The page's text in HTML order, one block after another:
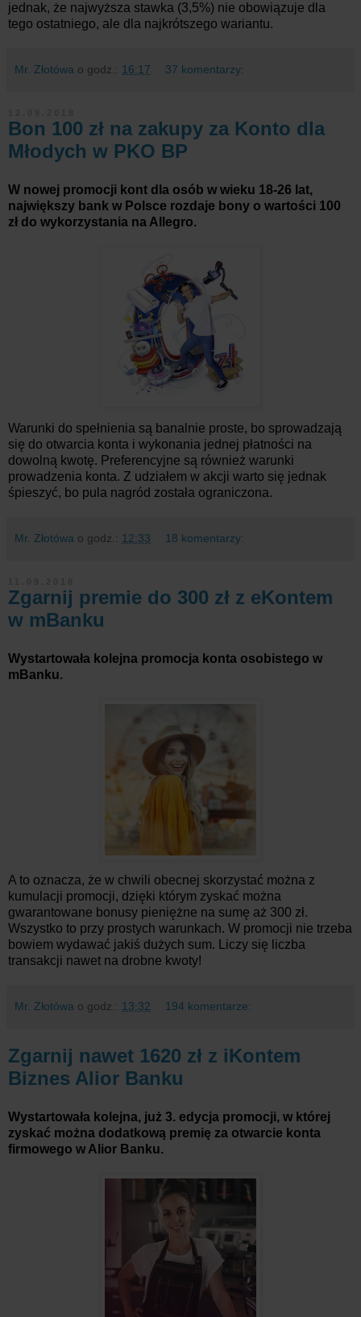
jednak, że najwyższa stawka (3,5%) nie obowiązuje dla
tego ostatniego, ale dla najkrótszego wariantu.
Mr. Złotówa o godz.: 16:17 37 komentarzy:
Bon 100 zł na zakupy za Konto dla
Młodych w PKO BP
W nowej promocji kont dla osób w wieku 18-26 lat,
największy bank w Polsce rozdaje bony o wartości 100
zł do wykorzystania na Allegro.
Warunki do spełnienia są banalnie proste, bo sprowadzają
się do otwarcia konta i wykonania jednej płatności na
dowolną kwotę. Preferencyjne są również warunki
prowadzenia konta. Z udziałem w akcji warto się jednak
śpieszyć, bo pula nagród została ograniczona.
Mr. Złotówa o godz.: 12:33 18 komentarzy:
Zgarnij premie do 300 zł z eKontem
w mBanku
Wystartowała kolejna promocja konta osobistego w
mBanku.
A to oznacza, że w chwili obecnej skorzystać można z
kumulacji promocji, dzięki którym zyskać można
gwarantowane bonusy pieniężne na sumę aż 300 zł.
Wszystko to przy prostych warunkach. W promocji nie trzeba
bowiem wydawać jakiś dużych sum. Liczy się liczba
transakcji nawet na drobne kwoty!
Mr. Złotówa o godz.: 13:32 194 komentarze:
Zgarnij nawet 1620 zł z iKontem
Biznes Alior Banku
Wystartowała kolejna, już 3. edycja promocji, w której
zyskać można dodatkową premię za otwarcie konta
firmowego w Alior Banku.